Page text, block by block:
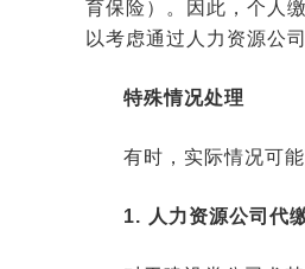
育保险）。因此，个人
以考虑通过人力资源公
特殊情况处理
有时，实际情况可
1. 人力资源公司代